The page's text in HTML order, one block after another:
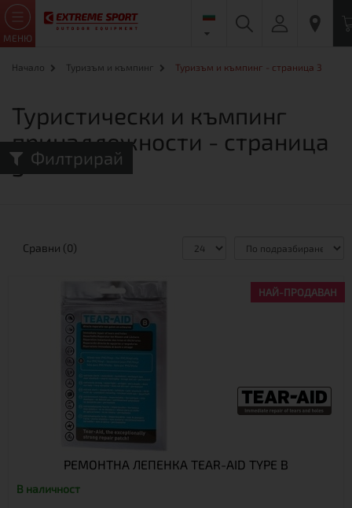
МЕНЮ
Начало Туризъм и къмпинг Туризъм и къмпинг - страница 3
Филтрирай
Туристически и къмпинг
принадлежности - страница
3
Сравни (0)
НАЙ-ПРОДАВАН
РЕМОНТНА ЛЕПЕНКА TEAR-AID TYPE B
В наличност